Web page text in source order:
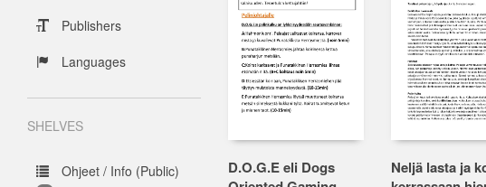
Publishers
Languages
SHELVES
Ohjeet / Info (Public)
D.O.G.E eli Dogs
Neljä lasta ja